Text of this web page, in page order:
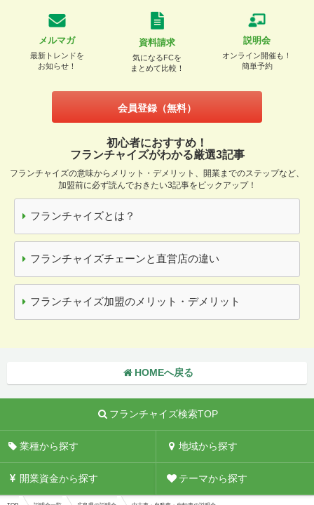
メルマガ
最新トレンドを
お知らせ！
資料請求
気になるFCを
まとめて比較！
説明会
オンライン開催も！
簡単予約
会員登録（無料）
初心者におすすめ！
フランチャイズがわかる厳選3記事
フランチャイズの意味からメリット・デメリット、開業までのステップなど、
加盟前に必ず読んでおきたい3記事をピックアップ！
フランチャイズとは？
フランチャイズチェーンと直営店の違い
フランチャイズ加盟のメリット・デメリット
HOMEへ戻る
フランチャイズ検索TOP
業種から探す 地域から探す
開業資金から探す テーマから探す